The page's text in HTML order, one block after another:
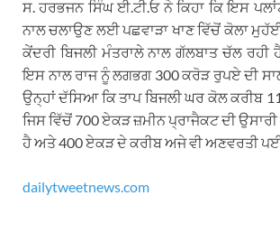
ਸ. ਹਰਭਜਨ ਸਿੰਘ ਈ.ਟੀ.ਓ ਨੇ ਕਿਹਾ ਕਿ ਇਸ
ਨਾਲ ਚਲਾਉਣ ਲਈ ਪਛਵਾੜਾ ਖਾਣ ਵਿੱਚੋਂ ਕੋਲਾ
ਕੇਂਦਰੀ ਬਿਜਲੀ ਮੰਤਰਾਲੇ ਨਾਲ ਗੱਲਬਾਤ ਚੱਲ ਰਹੀ
ਇਸ ਨਾਲ ਰਾਜ ਨੂੰ ਲਗਭਗ 300 ਕਰੋੜ ਰੁਪਏ ਦੀ
ਉਨ੍ਹਾਂ ਦੱਸਿਆ ਕਿ ਤਾਪ ਬਿਜਲੀ ਘਰ ਕੋਲ ਕਰੀਬ
ਜਿਸ ਵਿੱਚੋਂ 700 ਏਕੜ ਜ਼ਮੀਨ ਪ੍ਰਾਜੈਕਟ ਦੀ
ਹੈ ਅਤੇ 400 ਏਕੜ ਦੇ ਕਰੀਬ ਅਜੇ ਵੀ ਅਣਵਰਤੀ
dailytweetnews.com